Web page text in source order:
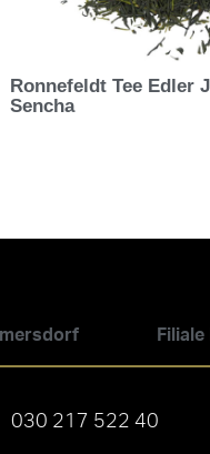
Ronnefeldt Tee Edler
Sencha
030 217 522 40